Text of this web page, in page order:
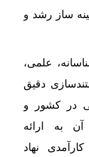
ساز رشد و
علمی،
دقیق
در کشور و
آن به ارائه
نهاد